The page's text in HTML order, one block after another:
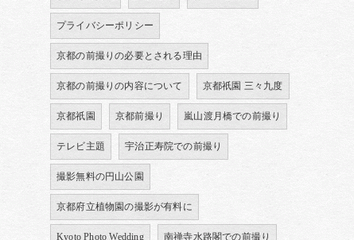
プライバシーポリシー
京都の前撮りの必要とされる理由
京都の前撮りの内容について 京都祇園 三々九度
京都祇園 京都前撮り 嵐山渡月橋での前撮り
テレビ主題 宇治正寿院での前撮り
撮影無料の円山公園
京都府立植物園の撮影が有料に
Kyoto Photo Wedding 南禅寺水路閣での前撮り